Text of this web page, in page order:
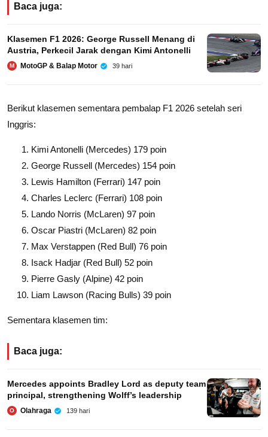
Baca juga:
Klasemen F1 2026: George Russell Menang di
Austria, Perkecil Jarak dengan Kimi Antonelli
M MotoGP & Balap Motor 39 hari
Berikut klasemen sementara pembalap F1 2026 setelah seri
Inggris:
Kimi Antonelli (Mercedes) 179 poin
George Russell (Mercedes) 154 poin
Lewis Hamilton (Ferrari) 147 poin
Charles Leclerc (Ferrari) 108 poin
Lando Norris (McLaren) 97 poin
Oscar Piastri (McLaren) 82 poin
Max Verstappen (Red Bull) 76 poin
Isack Hadjar (Red Bull) 52 poin
Pierre Gasly (Alpine) 42 poin
Liam Lawson (Racing Bulls) 39 poin
Sementara klasemen tim:
Baca juga:
Mercedes appoints Bradley Lord as deputy team
principal, strengthening Wolff’s leadership
O Olahraga 139 hari